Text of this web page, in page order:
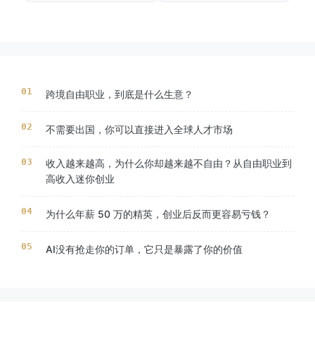
跨境自由职业，到底是什么生意？
不需要出国，你可以直接进入全球人才市场
收入越来越高，为什么你却越来越不自由？从自由职业到
高收入迷你创业
为什么年薪 50 万的精英，创业后反而更容易亏钱？
AI没有抢走你的订单，它只是暴露了你的价值